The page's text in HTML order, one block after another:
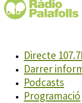
Directe
Darrer
Podcasts
Programació